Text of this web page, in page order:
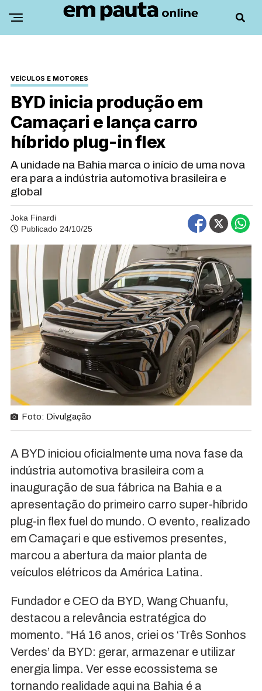
VEÍCULOS E MOTORES
BYD inicia produção em
Camaçari e lança carro
híbrido plug-in flex
A unidade na Bahia marca o início de uma nova
era para a indústria automotiva brasileira e
global
Joka Finardi
Publicado 24/10/25
Foto: Divulgação
A BYD iniciou oficialmente uma nova fase da
indústria automotiva brasileira com a
inauguração de sua fábrica na Bahia e a
apresentação do primeiro carro super-híbrido
plug-in flex fuel do mundo. O evento, realizado
em Camaçari e que estivemos presentes,
marcou a abertura da maior planta de
veículos elétricos da América Latina.
Fundador e CEO da BYD, Wang Chuanfu,
destacou a relevância estratégica do
momento. “Há 16 anos, criei os ‘Três Sonhos
Verdes’ da BYD: gerar, armazenar e utilizar
energia limpa. Ver esse ecossistema se
tornando realidade aqui na Bahia é a